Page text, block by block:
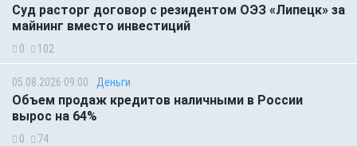
Суд расторг договор с резидентом ОЭЗ «Липецк» за
майнинг вместо инвестиций
0 102
05.08.2026 09:00 Деньги
Объем продаж кредитов наличными в России
вырос на 64%
0 74